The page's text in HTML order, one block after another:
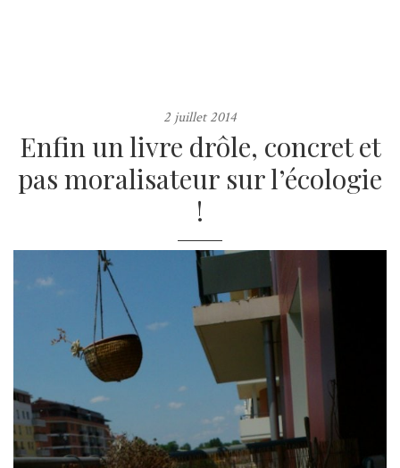
2 juillet 2014
Enfin un livre drôle, concret et
pas moralisateur sur l’écologie
!